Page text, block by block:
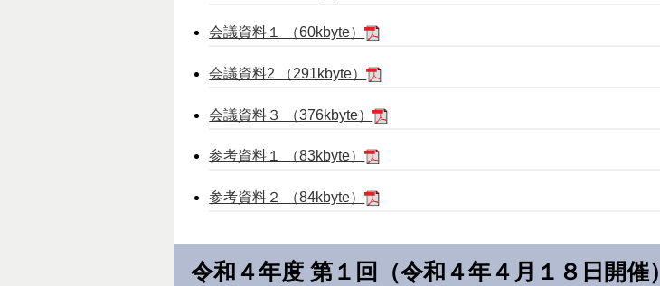
会議資料１ （60kbyte）
会議資料2 （291kbyte）
会議資料３ （376kbyte）
参考資料１ （83kbyte）
参考資料２ （84kbyte）
令和４年度 第１回（令和４年４月１８日開催）